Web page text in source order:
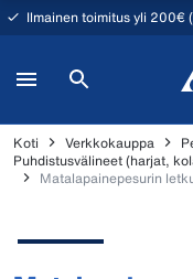
Ilmainen toimitus yli 200€
Koti Verkkokauppa
Puhdistusvälineet (harjat,
Matalapainepesurin